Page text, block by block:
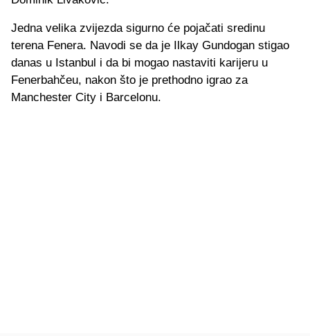
Jedna velika zvijezda sigurno će pojačati sredinu
terena Fenera. Navodi se da je Ilkay Gundogan stigao
danas u Istanbul i da bi mogao nastaviti karijeru u
Fenerbahčeu, nakon što je prethodno igrao za
Manchester City i Barcelonu.